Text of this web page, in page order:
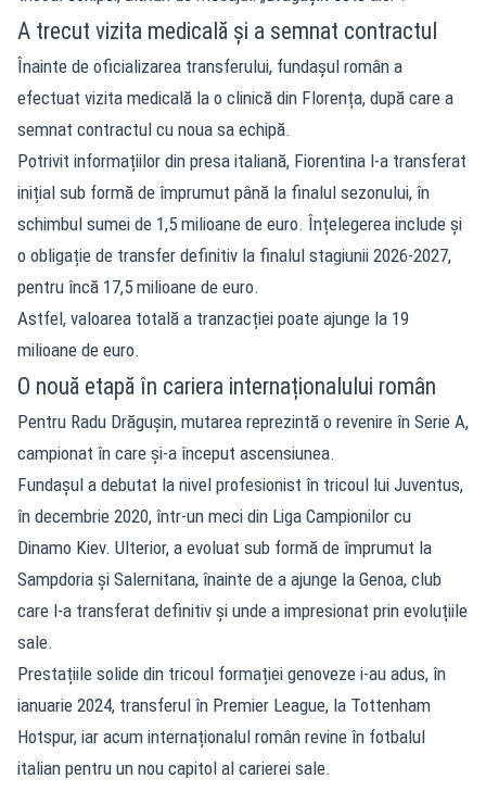
A trecut vizita medicală și a semnat contractul
Înainte de oficializarea transferului, fundașul român a
efectuat vizita medicală la o clinică din Florența, după care a
semnat contractul cu noua sa echipă.
Potrivit informațiilor din presa italiană, Fiorentina l-a transferat
inițial sub formă de împrumut până la finalul sezonului, în
schimbul sumei de 1,5 milioane de euro. Înțelegerea include și
o obligație de transfer definitiv la finalul stagiunii 2026-2027,
pentru încă 17,5 milioane de euro.
Astfel, valoarea totală a tranzacției poate ajunge la 19
milioane de euro.
O nouă etapă în cariera internaționalului român
Pentru Radu Drăgușin, mutarea reprezintă o revenire în Serie A,
campionat în care și-a început ascensiunea.
Fundașul a debutat la nivel profesionist în tricoul lui Juventus,
în decembrie 2020, într-un meci din Liga Campionilor cu
Dinamo Kiev. Ulterior, a evoluat sub formă de împrumut la
Sampdoria și Salernitana, înainte de a ajunge la Genoa, club
care l-a transferat definitiv și unde a impresionat prin evoluțiile
sale.
Prestațiile solide din tricoul formației genoveze i-au adus, în
ianuarie 2024, transferul în Premier League, la Tottenham
Hotspur, iar acum internaționalul român revine în fotbalul
italian pentru un nou capitol al carierei sale.